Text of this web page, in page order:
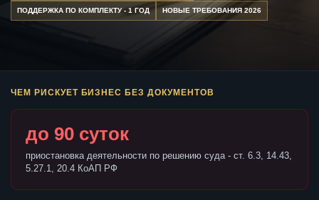
ПОДДЕРЖКА ПО КОМПЛЕКТУ - 1 ГОД НОВЫЕ ТРЕБОВАНИЯ 2026
ЧЕМ РИСКУЕТ БИЗНЕС БЕЗ ДОКУМЕНТОВ
до 90 суток
приостановка деятельности по решению суда - ст. 6.3, 14.43,
5.27.1, 20.4 КоАП РФ